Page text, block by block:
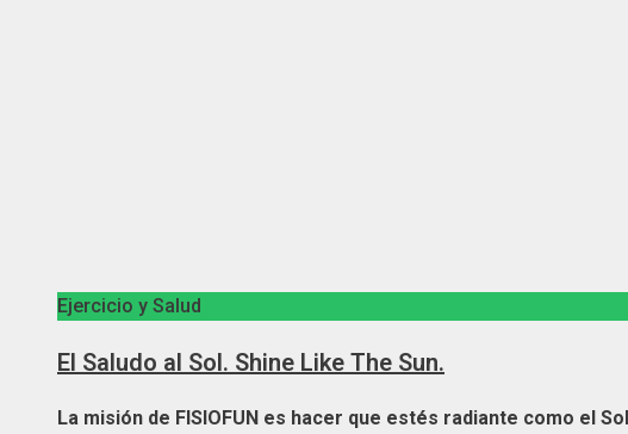
Ejercicio y Salud
El Saludo al Sol. Shine Like The Sun.
La misión de FISIOFUN es hacer que estés radiante como el Sol